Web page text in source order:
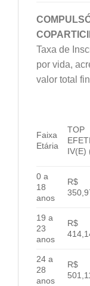
Taxa de
por vida,
valor total
Faixa
Etária
TOP
IV(E)
0 a
18
anos
R$
19 a
23
anos
R$
24 a
28
anos
R$